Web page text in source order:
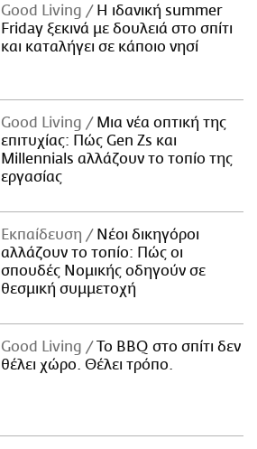
Good Living
Η ιδανική summer
Friday ξεκινά με δουλειά στο σπίτι
και καταλήγει σε κάποιο νησί
Good Living
Μια νέα οπτική της
επιτυχίας: Πώς Gen Zs και
Millennials αλλάζουν το τοπίο της
εργασίας
Εκπαίδευση
Νέοι δικηγόροι
αλλάζουν το τοπίο: Πώς οι
σπουδές Νομικής οδηγούν σε
θεσμική συμμετοχή
Good Living
Το BBQ στο σπίτι δεν
θέλει χώρο. Θέλει τρόπο.